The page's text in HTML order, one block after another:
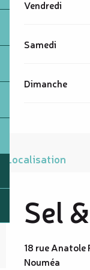
Vendredi
Samedi
Dimanche
Localisation
Sel
18 rue
Nouméa